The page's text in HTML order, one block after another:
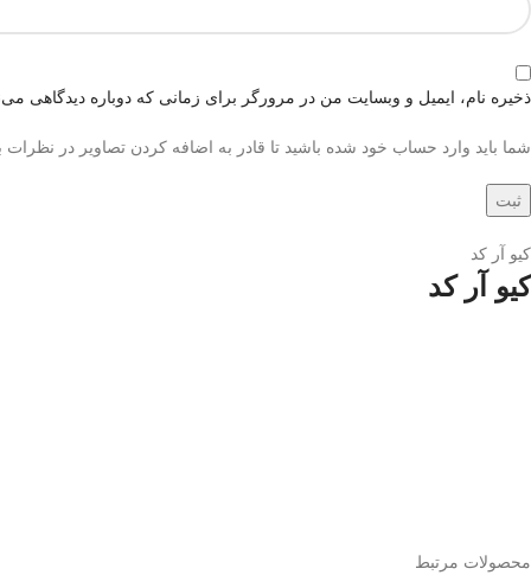
ذخیره نام، ایمیل و وبسایت من در مرورگر برای زمانی که دوباره دیدگاهی
شما باید وارد حساب خود شده باشید تا قادر به اضافه کردن تصاویر در نظرات
کیو آر کد
کیو آر کد
محصولات مرتبط